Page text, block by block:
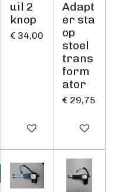
uil 2
knop
€ 34,00
In winkelwagen
Adapt
er sta
op
stoel
trans
form
ator
€ 29,75
Houd mij op